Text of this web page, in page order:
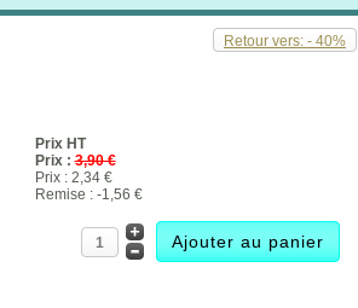
Retour vers: - 40%
Prix HT
Prix :3,90 €
Prix : 2,34 €
Remise : -1,56 €